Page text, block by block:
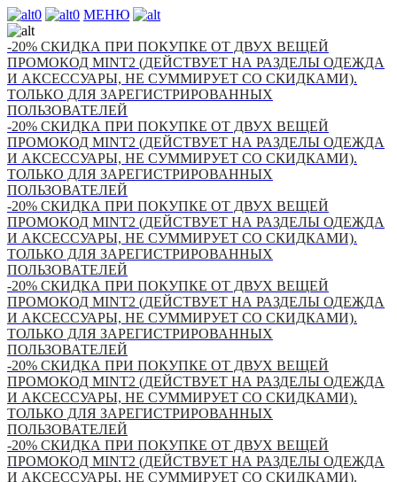
0 0 МЕНЮ
-20% СКИДКА ПРИ ПОКУПКЕ ОТ ДВУХ ВЕЩЕЙ
ПРОМОКОД MINT2 (ДЕЙСТВУЕТ НА РАЗДЕЛЫ ОДЕЖДА
И АКСЕССУАРЫ, НЕ СУММИРУЕТ СО СКИДКАМИ).
ТОЛЬКО ДЛЯ ЗАРЕГИСТРИРОВАННЫХ
ПОЛЬЗОВАТЕЛЕЙ
-20% СКИДКА ПРИ ПОКУПКЕ ОТ ДВУХ ВЕЩЕЙ
ПРОМОКОД MINT2 (ДЕЙСТВУЕТ НА РАЗДЕЛЫ ОДЕЖДА
И АКСЕССУАРЫ, НЕ СУММИРУЕТ СО СКИДКАМИ).
ТОЛЬКО ДЛЯ ЗАРЕГИСТРИРОВАННЫХ
ПОЛЬЗОВАТЕЛЕЙ
-20% СКИДКА ПРИ ПОКУПКЕ ОТ ДВУХ ВЕЩЕЙ
ПРОМОКОД MINT2 (ДЕЙСТВУЕТ НА РАЗДЕЛЫ ОДЕЖДА
И АКСЕССУАРЫ, НЕ СУММИРУЕТ СО СКИДКАМИ).
ТОЛЬКО ДЛЯ ЗАРЕГИСТРИРОВАННЫХ
ПОЛЬЗОВАТЕЛЕЙ
-20% СКИДКА ПРИ ПОКУПКЕ ОТ ДВУХ ВЕЩЕЙ
ПРОМОКОД MINT2 (ДЕЙСТВУЕТ НА РАЗДЕЛЫ ОДЕЖДА
И АКСЕССУАРЫ, НЕ СУММИРУЕТ СО СКИДКАМИ).
ТОЛЬКО ДЛЯ ЗАРЕГИСТРИРОВАННЫХ
ПОЛЬЗОВАТЕЛЕЙ
-20% СКИДКА ПРИ ПОКУПКЕ ОТ ДВУХ ВЕЩЕЙ
ПРОМОКОД MINT2 (ДЕЙСТВУЕТ НА РАЗДЕЛЫ ОДЕЖДА
И АКСЕССУАРЫ, НЕ СУММИРУЕТ СО СКИДКАМИ).
ТОЛЬКО ДЛЯ ЗАРЕГИСТРИРОВАННЫХ
ПОЛЬЗОВАТЕЛЕЙ
-20% СКИДКА ПРИ ПОКУПКЕ ОТ ДВУХ ВЕЩЕЙ
ПРОМОКОД MINT2 (ДЕЙСТВУЕТ НА РАЗДЕЛЫ ОДЕЖДА
И АКСЕССУАРЫ, НЕ СУММИРУЕТ СО СКИДКАМИ).